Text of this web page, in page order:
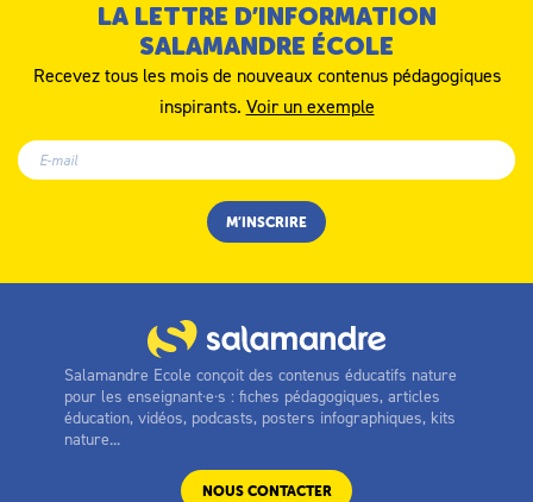
LA LETTRE D’INFORMATION
SALAMANDRE ÉCOLE
Recevez tous les mois de nouveaux contenus pédagogiques
inspirants. Voir un exemple
Salamandre Ecole conçoit des contenus éducatifs nature
pour les enseignant·e·s : fiches pédagogiques, articles
éducation, vidéos, podcasts, posters infographiques, kits
nature...
NOUS CONTACTER